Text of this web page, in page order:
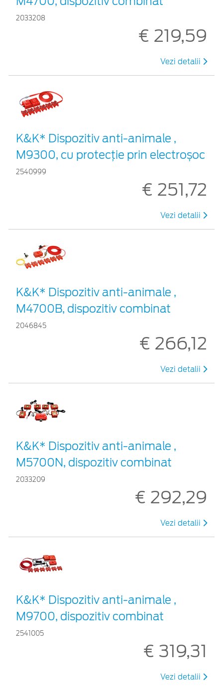
2033208
€ 219,59
Vezi detalii
K&K* Dispozitiv anti-animale ,
M9300, cu protecție prin electroșoc
2540999
€ 251,72
Vezi detalii
K&K* Dispozitiv anti-animale ,
M4700B, dispozitiv combinat
2046845
€ 266,12
Vezi detalii
K&K* Dispozitiv anti-animale ,
M5700N, dispozitiv combinat
2033209
€ 292,29
Vezi detalii
K&K* Dispozitiv anti-animale ,
M9700, dispozitiv combinat
2541005
€ 319,31
Vezi detalii